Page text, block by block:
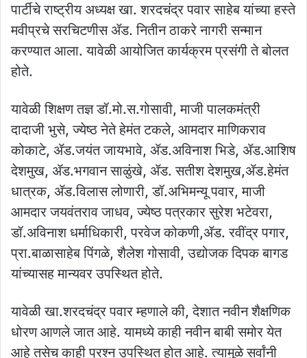
पार्टीचे राष्ट्रीय अध्यक्ष खा. शरदचंद्र पवार साहेब यांच्या हस्ते
मवीप्रचे सरचिटणीस ॲड. नितीन ठाकरे नागरी सन्मान
करण्यात आला. यावेळी आयोजित कार्यक्रम प्रसंगी ते बोलत
होते.
यावेळी शिक्षण तज्ञ डॉ.मो.स.गोसावी, माजी पालकमंत्री
दादाजी भुसे, ज्येष्ठ नेते हेमंत टकले, आमदार माणिकराव
कोकाटे, ॲड.जयंत जायभावे, ॲड.अविनाश भिडे, ॲड.आशिष
देशमुख, ॲड.भगवान साळुंखे, ॲड. सतीश देशमुख,ॲड.हेमंत
धात्रक, ॲड.विलास लोणारी, डॉ.अभिमन्यू पवार, माजी
आमदार जयवंतराव जाधव, ज्येष्ठ पत्रकार सुरेश भटेवरा,
डॉ.अविनाश धर्माधिकारी, परवेज कोकणी,ॲड. रवींद्र पगार,
प्रा.बाळासाहेब पिंगळे, शैलेश गोसावी, उद्योजक दिपक बागड
यांच्यासह मान्यवर उपस्थित होते.
यावेळी खा.शरदचंद्र पवार म्हणाले की, देशात नवीन शैक्षणिक
धोरण आणले जात आहे. यामध्ये काही नवीन बाबी समोर येत
आहे तसेच काही प्रश्न उपस्थित होत आहे. त्यामुळे सर्वांनी